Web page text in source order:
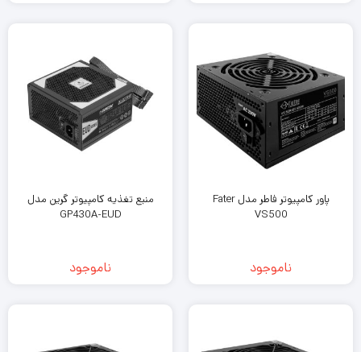
پاور کامپیوتر فاطر مدل Fater
VS500
ناموجود
منبع تغذیه کامپیوتر گرین مدل
GP430A-EUD
ناموجود